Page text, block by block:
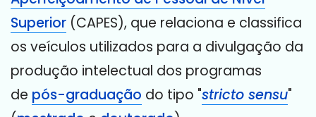
Superior (CAPES), que relaciona e classifica
os veículos utilizados para a divulgação da
produção intelectual dos programas
de pós-graduação do tipo "stricto sensu"